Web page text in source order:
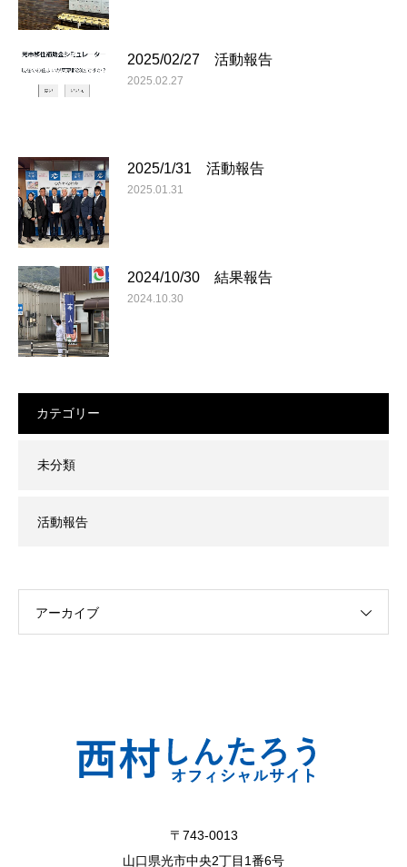
2025/02/27 活動報告
2025.02.27
2025/1/31 活動報告
2025.01.31
2024/10/30 結果報告
2024.10.30
カテゴリー
未分類
活動報告
アーカイブ
〒743-0013
山口県光市中央2丁目1番6号